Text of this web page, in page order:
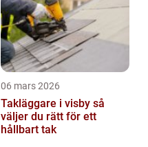
06 mars 2026
Takläggare i visby så
väljer du rätt för ett
hållbart tak